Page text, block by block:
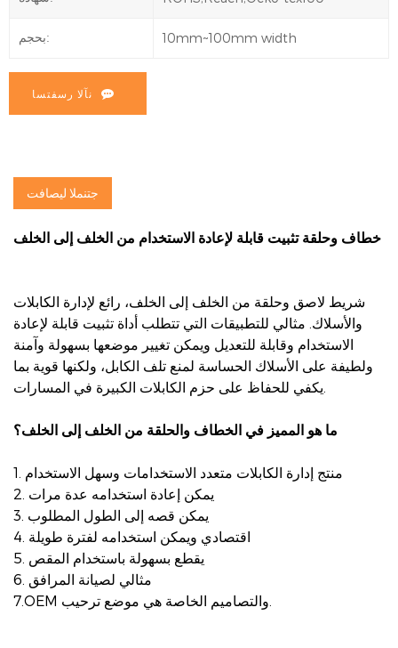
بحجم: 10mm~100mm width
نآلا رسفتسا
جتنملا ليصافت
شريط لاصق وحلقة من الخلف إلى الخلف، رائع لإدارة الكابلات
والأسلاك. مثالي للتطبيقات التي تتطلب أداة تثبيت قابلة لإعادة
ولطيفة على الأسلاك الحساسة لمنع تلف الكابل، ولكنها قوية بما
ما هو المميز في الخطاف والحلقة من الخلف إلى الخلف؟
1. منتج إدارة الكابلات متعدد الاستخدامات وسهل الاستخدام
2. يمكن إعادة استخدامه عدة مرات
3. يمكن قصه إلى الطول المطلوب
4. اقتصادي ويمكن استخدامه لفترة طويلة
5. يقطع بسهولة باستخدام المقص
6. مثالي لصيانة المرافق